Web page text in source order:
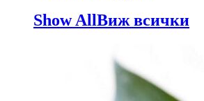
Show AllВиж всички